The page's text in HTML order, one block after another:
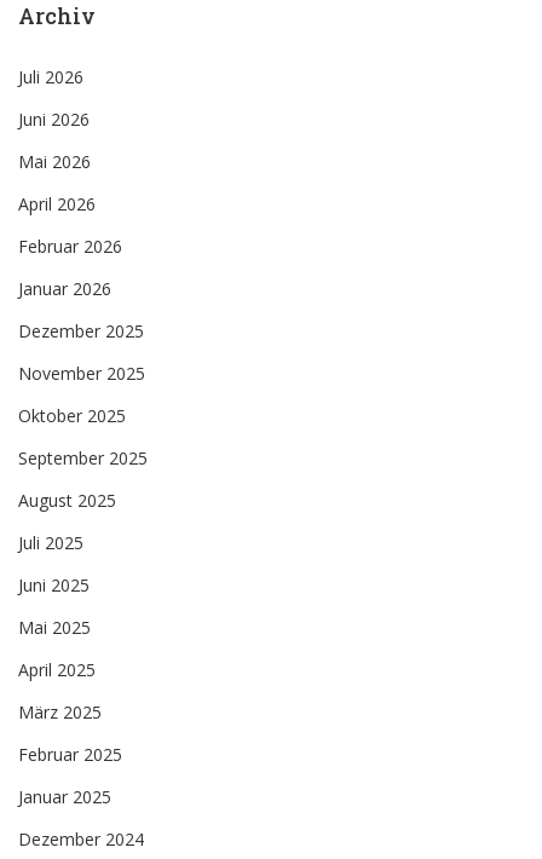
Archiv
Juli 2026
Juni 2026
Mai 2026
April 2026
Februar 2026
Januar 2026
Dezember 2025
November 2025
Oktober 2025
September 2025
August 2025
Juli 2025
Juni 2025
Mai 2025
April 2025
März 2025
Februar 2025
Januar 2025
Dezember 2024